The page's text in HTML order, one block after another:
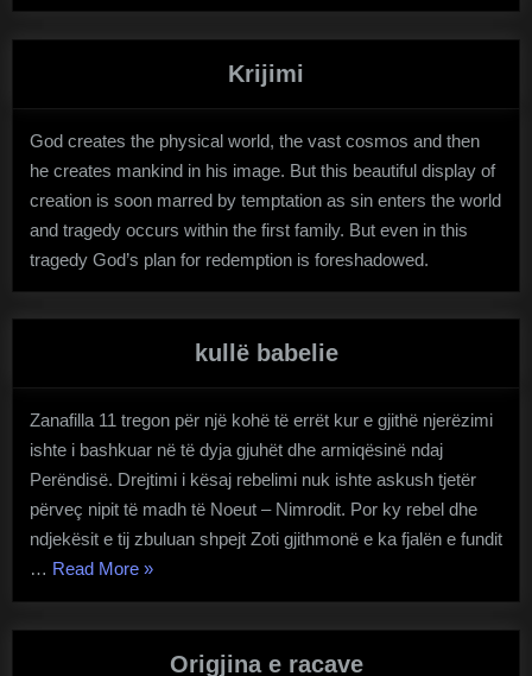
Krijimi
God creates the physical world, the vast cosmos and then
he creates mankind in his image. But this beautiful display of
creation is soon marred by temptation as sin enters the world
and tragedy occurs within the first family. But even in this
tragedy God’s plan for redemption is foreshadowed.
kullë babelie
Zanafilla 11 tregon për një kohë të errët kur e gjithë njerëzimi
ishte i bashkuar në të dyja gjuhët dhe armiqësinë ndaj
Perëndisë. Drejtimi i kësaj rebelimi nuk ishte askush tjetër
përveç nipit të madh të Noeut – Nimrodit. Por ky rebel dhe
ndjekësit e tij zbuluan shpejt Zoti gjithmonë e ka fjalën e fundit
… Read More“kullë
»
Origjina e racave